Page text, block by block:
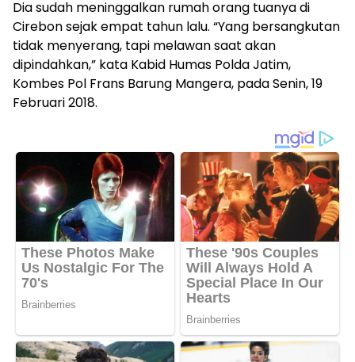
Dia sudah meninggalkan rumah orang tuanya di
Cirebon sejak empat tahun lalu. “Yang bersangkutan
tidak menyerang, tapi melawan saat akan
dipindahkan,” kata Kabid Humas Polda Jatim,
Kombes Pol Frans Barung Mangera, pada Senin, 19
Februari 2018.